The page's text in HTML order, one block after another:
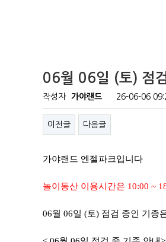
06월 06일 (토) 점
작성자 가야랜드 26-06-06
이전글 다음글
가야랜드 엔젤파크입니다
놀이동산 이용시간은 10:00 ~
06월 06일 (토) 점검 중인 기종